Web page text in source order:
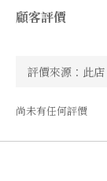
顧客評價
尚未有任何評價